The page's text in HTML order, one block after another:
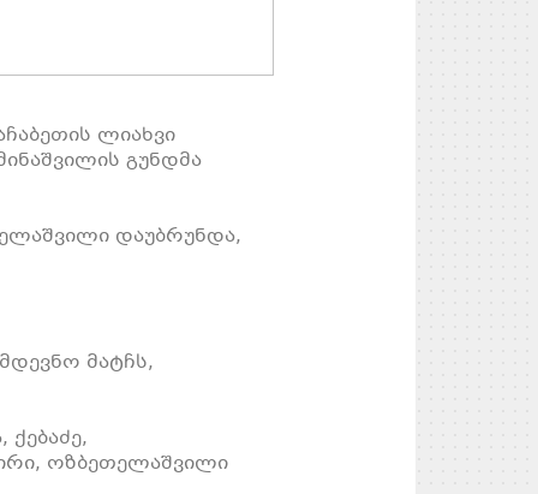
ლიახვი
გუნდმა
დაუბრუნდა,
მატჩს,
ოზბეთელაშვილი